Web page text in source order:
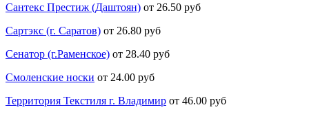
Сантекс Престиж (Даштоян) от 26.50 руб
Сартэкс (г. Саратов) от 26.80 руб
Сенатор (г.Раменское) от 28.40 руб
Смоленские носки от 24.00 руб
Территория Текстиля г. Владимир от 46.00 руб